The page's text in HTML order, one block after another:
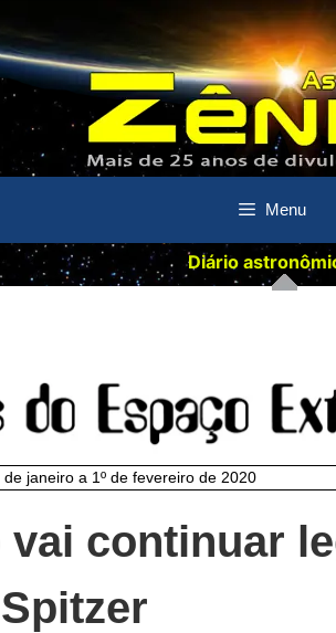
Menu
Diário
janeiro a 1º de fevereiro de 2020
vai continuar
Spitzer